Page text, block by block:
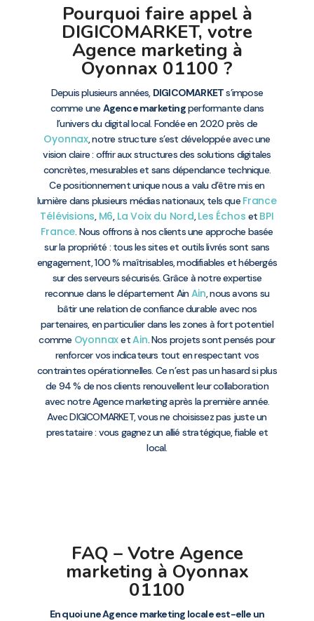
Pourquoi faire appel à
DIGICOMARKET, votre
Agence marketing à
Oyonnax 01100 ?
Depuis plusieurs années, DIGICOMARKETs’impose
comme une Agence marketingperformante dans
l’univers du digital local. Fondée en 2020 près de
Oyonnax, notre structure s’est développée avec une
vision claire : offrir aux structures des solutions digitales
concrètes, mesurables et sans dépendance technique.
Ce positionnement unique nous a valu d’être mis en
lumière dans plusieurs médias nationaux, tels que France
Télévisions, M6, La Voix du Nord,Les Échos et BPI
France. Nous offrons à nos clients une approche basée
sur la propriété : tous les sites et outils livrés sont sans
engagement, 100 % maîtrisables, modifiables et hébergés
sur des serveurs sécurisés. Grâce à notre expertise
reconnue dans le département AinAin, nous avons su
bâtir une relation de confiance durable avec nos
partenaires, en particulier dans les zones à fort potentiel
comme OyonnaxetAin. Nos projets sont pensés pour
renforcer vos indicateurs tout en respectant vos
contraintes opérationnelles. Ce n’est pas un hasard si plus
de 94 % de nos clients renouvellent leur collaboration
avec notre Agence marketing après la première année.
Avec DIGICOMARKET, vous ne choisissez pas juste un
prestataire : vous gagnez un allié stratégique, fiable et
local.
FAQ – Votre Agence
marketing à Oyonnax
01100
En quoi une Agence marketing locale est-elle un